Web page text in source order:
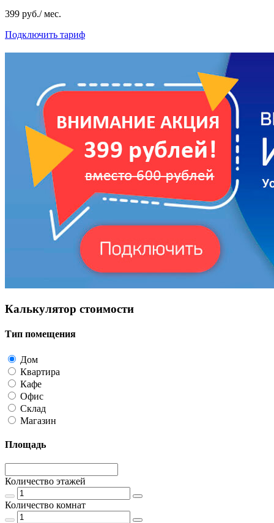
399 руб./ мес.
Подключить тариф
Калькулятор стоимости
Тип помещения
Дом
Квартира
Кафе
Офис
Склад
Магазин
Площадь
Количество этажей
Количество комнат